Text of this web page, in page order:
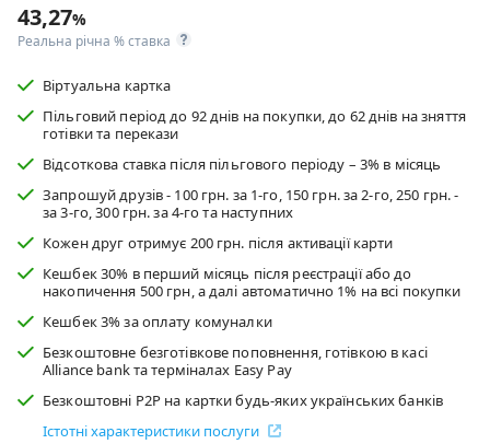
43,27%
Реальна річна % ставка
Віртуальна картка
Пільговий період до 92 днів на покупки, до 62 днів на зняття
готівки та перекази
Відсоткова ставка після пільгового періоду – 3% в мiсяць
Запрошуй друзів - 100 грн. за 1-го, 150 грн. за 2-го, 250 грн. -
за 3-го, 300 грн. за 4-го та наступних
Кожен друг отримує 200 грн. після активації карти
Кешбек 30% в перший місяць після реєстрації або до
накопичення 500 грн, а далі автоматично 1% на всі покупки
Кешбек 3% за оплату комуналки
Безкоштовне безготівкове поповнення, готівкою в касі
Alliance bank та терміналах Easy Pay
Безкоштовні P2P на картки будь-яких українських банків
Істотні характеристики послуги